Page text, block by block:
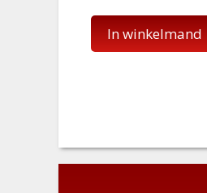
In winkelmand